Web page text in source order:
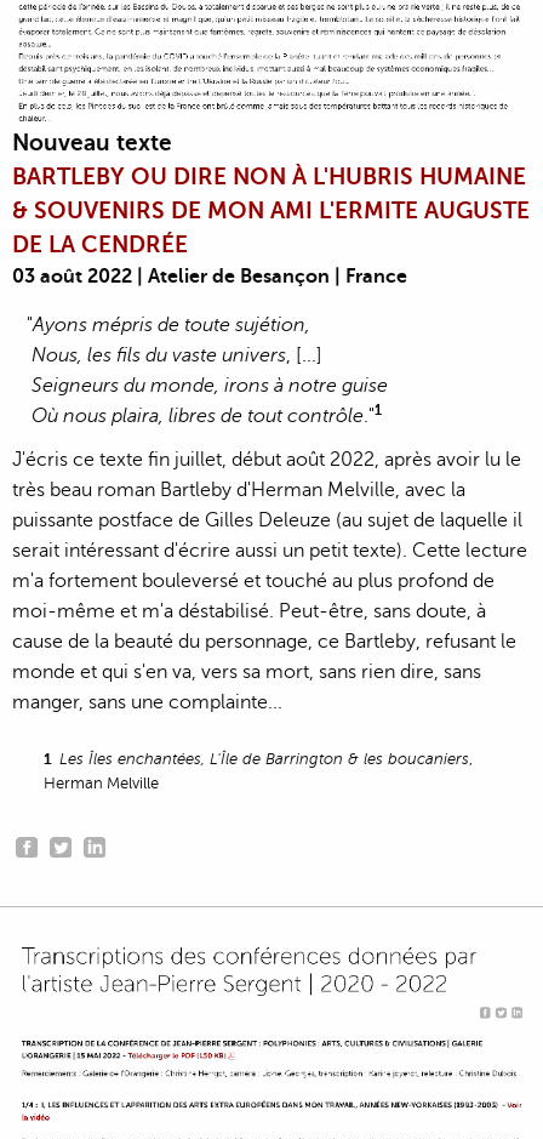
Nouveau texte
BARTLEBY OU DIRE NON À L'HUBRIS HUMAINE
& SOUVENIRS DE MON AMI L'ERMITE AUGUSTE
DE LA CENDRÉE
03 août 2022 | Atelier de Besançon | France
"Ayons mépris de toute sujétion,
Nous, les fils du vaste univers, [...]
Seigneurs du monde, irons à notre guise
Où nous plaira, libres de tout contrôle."1
J'écris ce texte fin juillet, début août 2022, après avoir lu le
très beau roman Bartleby d'Herman Melville, avec la
puissante postface de Gilles Deleuze (au sujet de laquelle il
serait intéressant d'écrire aussi un petit texte). Cette lecture
m'a fortement bouleversé et touché au plus profond de
moi-même et m'a déstabilisé. Peut-être, sans doute, à
cause de la beauté du personnage, ce Bartleby, refusant le
monde et qui s'en va, vers sa mort, sans rien dire, sans
manger, sans une complainte...
1 Les Îles enchantées, L'Île de Barrington & les boucaniers,
Herman Melville